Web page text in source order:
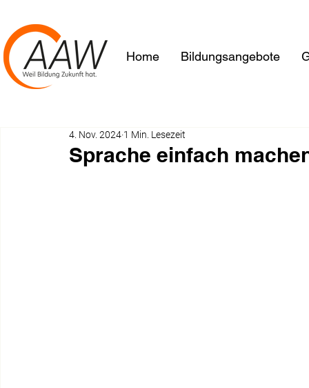
Home Bildungsangebote
Sprache einfach
4. Nov. 2024 1 Min. Lesezeit